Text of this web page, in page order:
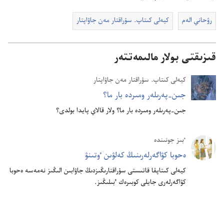
رۋحاني الە‌م كيە‌لى كىتاپ.‏ سۇ‌راقتار مە‌ن جاۋاپتار
قىزىقتى بولار مالىمەتتەر
كيە‌لى كىتاپ.‏ سۇ‌راقتار مە‌ن جاۋاپتار
جىن-‏پە‌رىلە‌ر ومىردە بار ما؟‏
جىن-‏پە‌رىلە‌ر ومىردە بار ما؟‏ ولار قالاي پايدا بولدى؟‏
ٴ‌بىز جونىندە
ە‌حوبا كۋاگە‌رلە‌رىنىڭ كە‌لۋىن ٶتىنۋ
كيە‌لى كىتاپقا قاتىستى سۇ‌راقتارىڭىزدىڭ جاۋابىن الىڭىز نە‌مە‌سە ە‌حوبا
كۋاگە‌رلە‌رى جايلى كوبىرە‌ك ٴ‌بىلىڭىز.‏